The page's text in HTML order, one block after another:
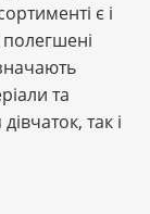
є і
та
так і